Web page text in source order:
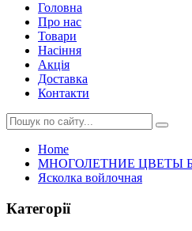
Головна
Про нас
Товари
Насіння
Акція
Доставка
Контакти
Home
МНОГОЛЕТНИЕ ЦВЕТЫ
Ясколка войлочная
Категорії